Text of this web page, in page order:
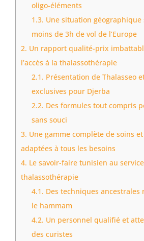
oligo-éléments
1.3. Une situation géographique
moins de 3h de vol de l’Europe
2. Un rapport qualité-prix
l’accès à la thalassothérapie
2.1. Présentation de Thalasseo
exclusives pour Djerba
2.2. Des formules tout compris
sans souci
3. Une gamme complète de soins
adaptées à tous les besoins
4. Le savoir-faire tunisien au
thalassothérapie
4.1. Des techniques ancestrales
le hammam
4.2. Un personnel qualifié et
des curistes